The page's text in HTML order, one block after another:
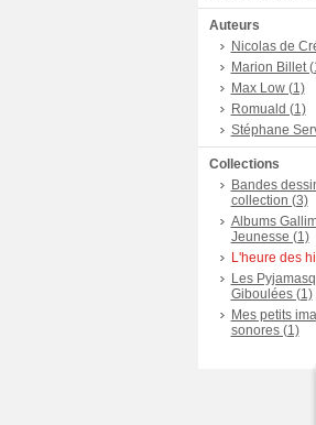
Auteurs
Nicolas de
Marion Billet
Max Low (1)
Romuald (1)
Stéphane
Collections
Bandes
collection (3)
Albums
Jeunesse (1)
L'heure des
Les
Giboulées (1)
Mes petits
sonores (1)